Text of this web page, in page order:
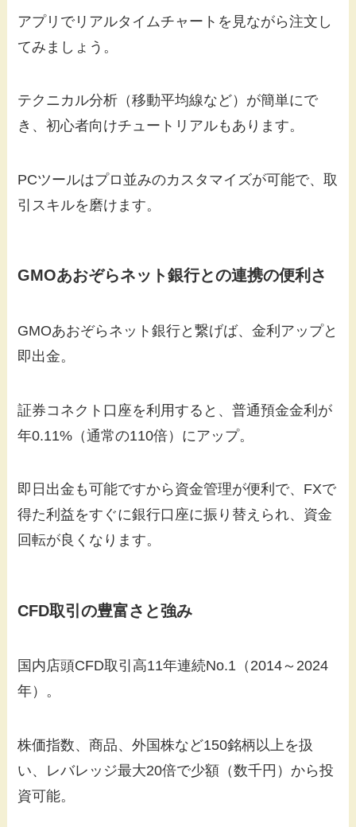
アプリでリアルタイムチャートを見ながら注文し
てみましょう。
テクニカル分析（移動平均線など）が簡単にで
き、初心者向けチュートリアルもあります。
PCツールはプロ並みのカスタマイズが可能で、取
引スキルを磨けます。
GMOあおぞらネット銀行との連携の便利さ
GMOあおぞらネット銀行と繋げば、金利アップと
即出金。
証券コネクト口座を利用すると、普通預金金利が
年0.11%（通常の110倍）にアップ。
即日出金も可能ですから資金管理が便利で、FXで
得た利益をすぐに銀行口座に振り替えられ、資金
回転が良くなります。
CFD取引の豊富さ と強み
国内店頭CFD取引高11年連続No.1（2014～2024
年）。
株価指数、商品、外国株など150銘柄以上を扱
い、レバレッジ最大20倍で少額（数千円）から投
資可能。